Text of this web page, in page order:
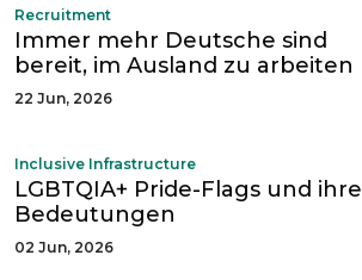
Recruitment
Immer mehr Deutsche sind
bereit, im Ausland zu arbeiten
22 Jun, 2026
Inclusive Infrastructure
LGBTQIA+ Pride-Flags und ihre
Bedeutungen
02 Jun, 2026